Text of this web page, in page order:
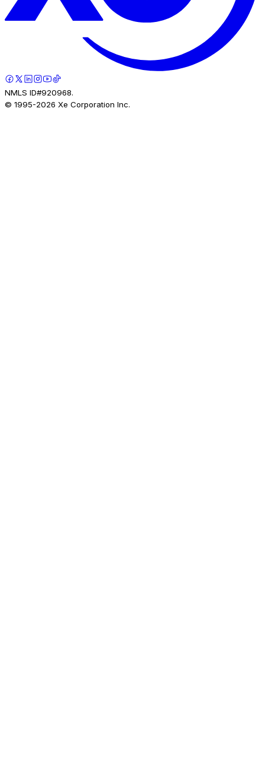
NMLS ID#920968.
© 1995-2026 Xe Corporation Inc.